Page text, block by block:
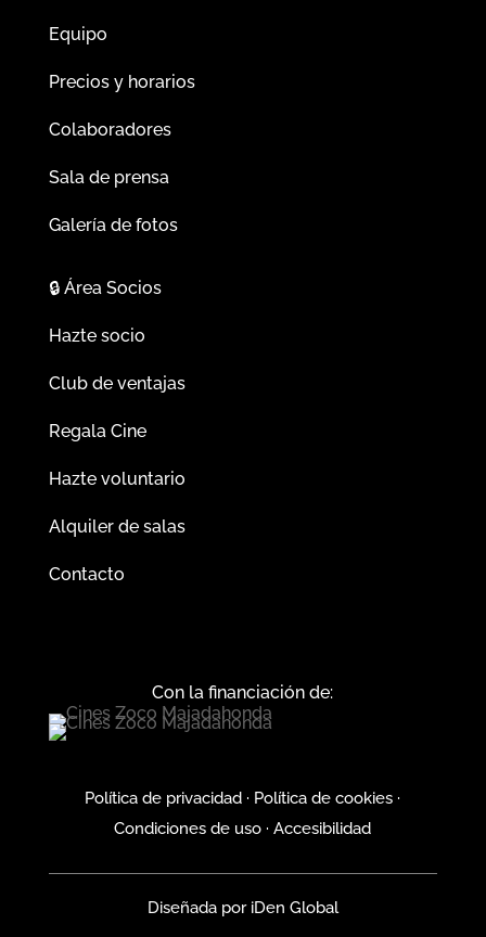
Equipo
Precios y horarios
Colaboradores
Sala de prensa
Galería de fotos
🔒Área Socios
Hazte socio
Club de ventajas
Regala Cine
Hazte voluntario
Alquiler de salas
Contacto
Con la financiación de:
Política de privacidad · Política de cookies ·
Condiciones de uso ·Accesibilidad
Diseñada poriDen Global